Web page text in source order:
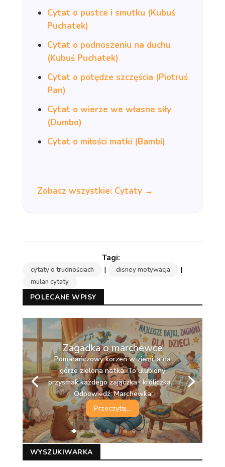
Cytat o pustce i smutku (Kubuś
Puchatek)
Cytat o podnoszeniu na duchu
(Kubuś Puchatek)
Cytat o potędze szczęścia (Piotruś
Pan)
Cytat o wierze we własne siły
(Dumbo)
Cytat o miłości matki (Bambi)
Zobacz wszystkie: Cytaty →
cytaty o trudnościach | disney motywacja |
mulan cytaty
POLECANE WPISY
Zagadka o marchewce
Pomarańczowy korzeń w ziemi, a na
górze zielona natka. To ulubiony
przysmak każdego zajączka i króliczka.
Odpowiedź: Marchewka
Przeczytaj...
WYSZUKIWARKA